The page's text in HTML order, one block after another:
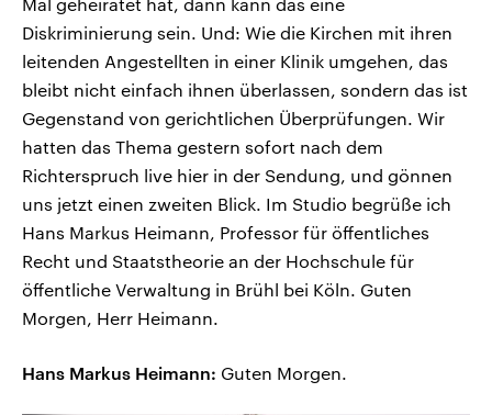
Mal geheiratet hat, dann kann das eine
Diskriminierung sein. Und: Wie die Kirchen mit ihren
leitenden Angestellten in einer Klinik umgehen, das
bleibt nicht einfach ihnen überlassen, sondern das ist
Gegenstand von gerichtlichen Überprüfungen. Wir
hatten das Thema gestern sofort nach dem
Richterspruch live hier in der Sendung, und gönnen
uns jetzt einen zweiten Blick. Im Studio begrüße ich
Hans Markus Heimann, Professor für öffentliches
Recht und Staatstheorie an der Hochschule für
öffentliche Verwaltung in Brühl bei Köln. Guten
Morgen, Herr Heimann.
Hans Markus Heimann: Guten Morgen.